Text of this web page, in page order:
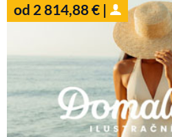
od 2 814,88 € |